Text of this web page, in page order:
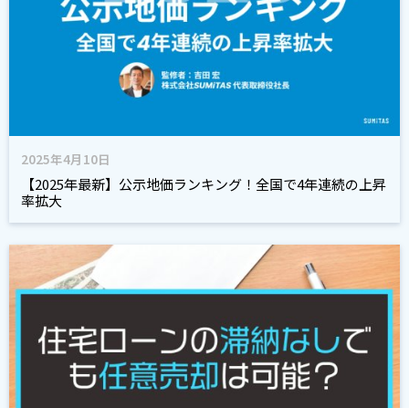
2025年4月10日
【2025年最新】公示地価ランキング！全国で4年連続の上昇
率拡大